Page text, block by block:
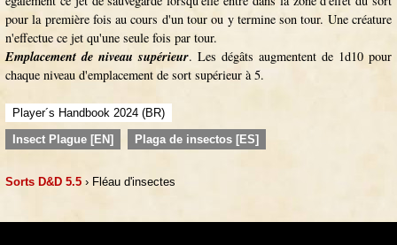
pour la première fois au cours d'un tour ou y termine son tour. Une créature
n'effectue ce jet qu'une seule fois par tour.
Emplacement de niveau supérieur. Les dégâts augmentent de 1d10 pour
chaque niveau d'emplacement de sort supérieur à 5.
Player´s Handbook 2024 (BR)
Insect Plague [EN]
Plaga de insectos [ES]
Sorts D&D 5.5 › Fléau d'insectes